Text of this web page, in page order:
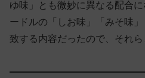
ゆ味」とも微妙に異なる配合
ードルの「しお味」「みそ味
致する内容だったので、それら